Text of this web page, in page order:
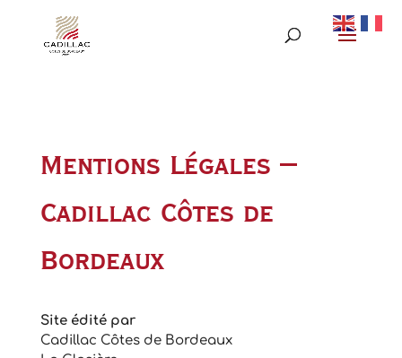
Mentions Légales –
Cadillac Côtes de
Bordeaux
Site édité par
Cadillac Côtes de Bordeaux